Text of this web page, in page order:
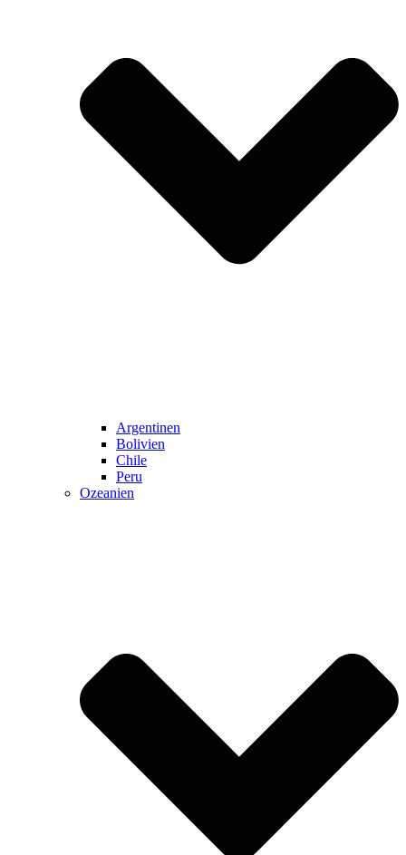
Argentinen
Bolivien
Chile
Peru
Ozeanien